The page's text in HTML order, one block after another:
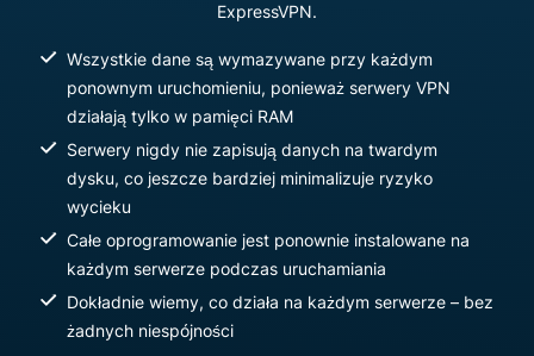
ExpressVPN.
Wszystkie dane są wymazywane przy każdym
ponownym uruchomieniu, ponieważ serwery VPN
działają tylko w pamięci RAM
Serwery nigdy nie zapisują danych na twardym
dysku, co jeszcze bardziej minimalizuje ryzyko
wycieku
Całe oprogramowanie jest ponownie instalowane na
każdym serwerze podczas uruchamiania
Dokładnie wiemy, co działa na każdym serwerze – bez
żadnych niespójności